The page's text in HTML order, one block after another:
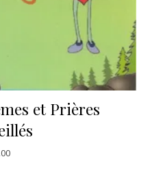
et Prières